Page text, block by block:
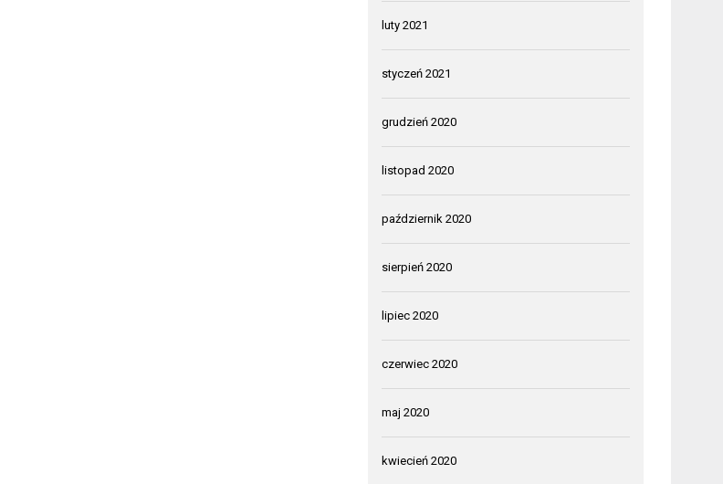
luty 2021
styczeń 2021
grudzień 2020
listopad 2020
październik 2020
sierpień 2020
lipiec 2020
czerwiec 2020
maj 2020
kwiecień 2020